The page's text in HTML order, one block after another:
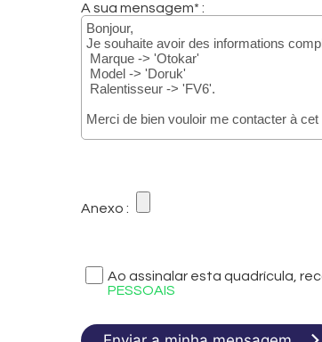
A sua mensagem* :
Anexo :
Ao assinalar esta quadrícula,
PESSOAIS